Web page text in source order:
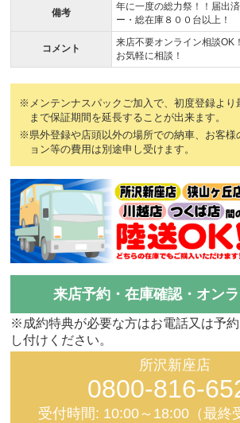
備考
年に一度の総力祭！！届出
ー・総在庫８００台以上！
コメント
来店不要オンライン相談OK
お気軽に相談！
※メンテンナスパックご加入で、初度登録より
まで保証期間を延長することが出来ます。
※県外登録や店頭以外の場所での納車、お客様
ョン等の費用は別途申し受けます。
来店予約・在庫確認・オン
※成約特典が必要な方はお電話又は予
し付けください。
所沢新座店
0800-816-
受付時間: 10:00～18:00（最終